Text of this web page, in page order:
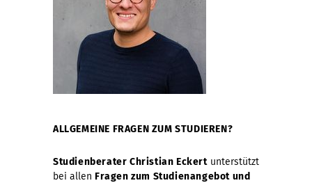
ALLGEMEINE FRAGEN ZUM STUDIEREN?
Studienberater Christian Eckertunterstützt
bei allen Fragen zum Studienangebot und